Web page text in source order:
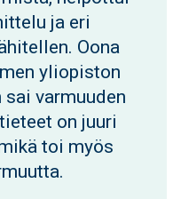
ja eri
Oona
yliopiston
varmuuden
on juuri
toi myös